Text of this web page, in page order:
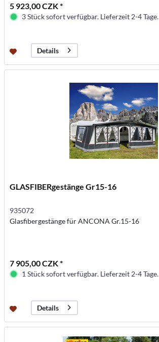
5 923,00 CZK *
3 Stück sofort verfügbar. Lieferzeit 2-4 Tage.
Details
GLASFIBERgestänge Gr15-16
935072
Glasfibergestänge für ANCONA Gr.15-16
7 905,00 CZK *
1 Stück sofort verfügbar. Lieferzeit 2-4 Tage.
Details